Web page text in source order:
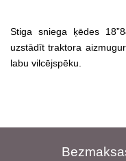
Stiga sniega ķēdes
uzstādīt traktora
labu vilcējspēku.